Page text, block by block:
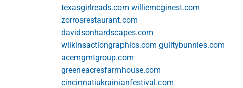
texasgirlreads.com williemcginest.com
zorrosrestaurant.com
davidsonhardscapes.com
wilkinsactiongraphics.com guiltybunnies.com
acemgmtgroup.com
greeneacresfarmhouse.com
cincinnatiukrainianfestival.com